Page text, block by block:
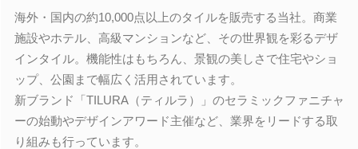
海外・国内の約10,000点以上のタイルを販売する当社。商業
施設やホテル、高級マンションなど、その世界観を彩るデザ
インタイル。機能性はもちろん、景観の美しさで住宅やショ
ップ、公園まで幅広く活用されています。
新ブランド「TILURA（ティルラ）」のセラミックファニチャ
ーの始動やデザインアワード主催など、業界をリードする取
り組みも行っています。